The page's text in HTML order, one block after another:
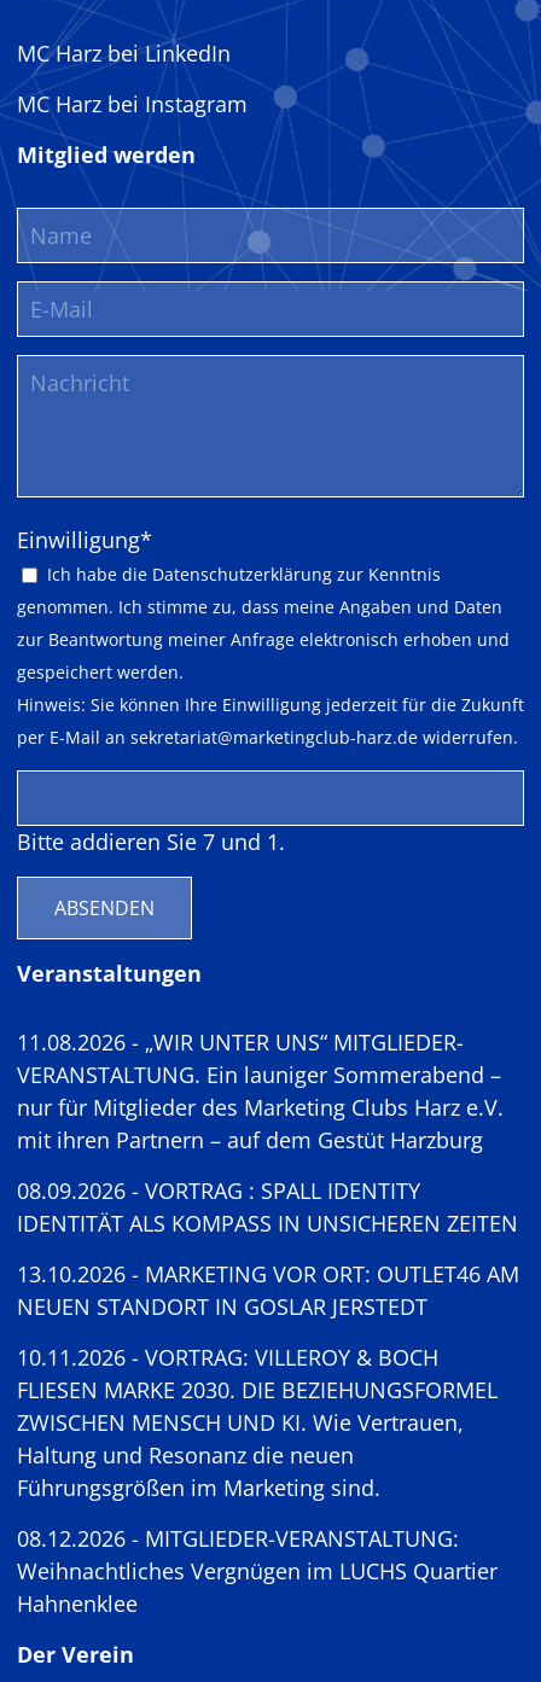
MC Harz bei LinkedIn
MC Harz bei Instagram
Mitglied werden
Pflichtfeld
Einwilligung*
Ich habe die Datenschutzerklärung zur Kenntnis
genommen. Ich stimme zu, dass meine Angaben und Daten
zur Beantwortung meiner Anfrage elektronisch erhoben und
gespeichert werden.
Hinweis: Sie können Ihre Einwilligung jederzeit für die Zukunft
per E-Mail an sekretariat@marketingclub-harz.de widerrufen.
Bitte addieren Sie 7 und 1.
ABSENDEN
Veranstaltungen
11.08.2026 - „WIR UNTER UNS“ MITGLIEDER-
VERANSTALTUNG. Ein launiger Sommerabend –
nur für Mitglieder des Marketing Clubs Harz e.V.
mit ihren Partnern – auf dem Gestüt Harzburg
08.09.2026 - VORTRAG : SPALL IDENTITY
IDENTITÄT ALS KOMPASS IN UNSICHEREN ZEITEN
13.10.2026 - MARKETING VOR ORT: OUTLET46 AM
NEUEN STANDORT IN GOSLAR JERSTEDT
10.11.2026 - VORTRAG: VILLEROY & BOCH
FLIESEN MARKE 2030. DIE BEZIEHUNGSFORMEL
ZWISCHEN MENSCH UND KI. Wie Vertrauen,
Haltung und Resonanz die neuen
Führungsgrößen im Marketing sind.
08.12.2026 - MITGLIEDER-VERANSTALTUNG:
Weihnachtliches Vergnügen im LUCHS Quartier
Hahnenklee
Der Verein